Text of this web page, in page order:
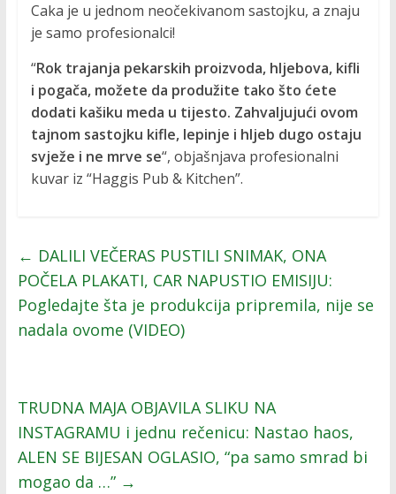
Caka je u jednom neočekivanom sastojku, a znaju
je samo profesionalci!
“Rok trajanja pekarskih proizvoda, hljebova, kifli
i pogača, možete da produžite tako što ćete
dodati kašiku meda u tijesto. Zahvaljujući ovom
tajnom sastojku kifle, lepinje i hljeb dugo ostaju
svježe i ne mrve se“, objašnjava profesionalni
kuvar iz “Haggis Pub & Kitchen”.
← DALILI VEČERAS PUSTILI SNIMAK, ONA
POČELA PLAKATI, CAR NAPUSTIO EMISIJU:
Pogledajte šta je produkcija pripremila, nije se
nadala ovome (VIDEO)
TRUDNA MAJA OBJAVILA SLIKU NA
INSTAGRAMU i jednu rečenicu: Nastao haos,
ALEN SE BIJESAN OGLASIO, “pa samo smrad bi
mogao da …” →